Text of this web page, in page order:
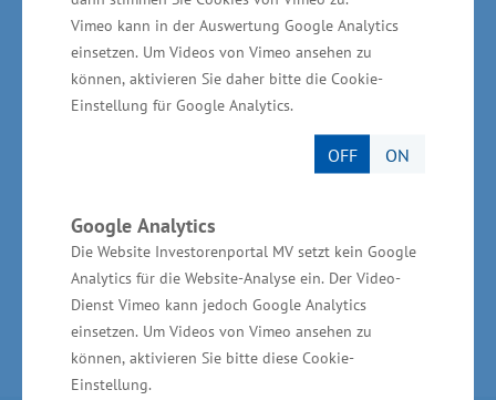
Vimeo kann in der Auswertung Google Analytics
einsetzen. Um Videos von Vimeo ansehen zu
können, aktivieren Sie daher bitte die Cookie-
Einstellung für Google Analytics.
OFF ON
Google Analytics
Die Website Investorenportal MV setzt kein Google
Analytics für die Website-Analyse ein. Der Video-
Dienst Vimeo kann jedoch Google Analytics
einsetzen. Um Videos von Vimeo ansehen zu
können, aktivieren Sie bitte diese Cookie-
Einstellung.
Unternehmenserweiterung betragen 369.000
Euro. Das Wirtschaftsministerium unterstützt
das Vorhaben mit Mitteln aus der
Gemeinschaftsaufgabe „Verbesserung der
regionalen Wirtschaftsstruktur“ (GRW) in Höhe
Zurück zur Übersicht